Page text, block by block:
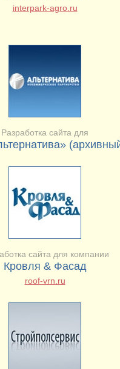
interpark-agro.ru
Разработка сайта для
сайта для компании
Кровля & Фасад
roof-vrn.ru